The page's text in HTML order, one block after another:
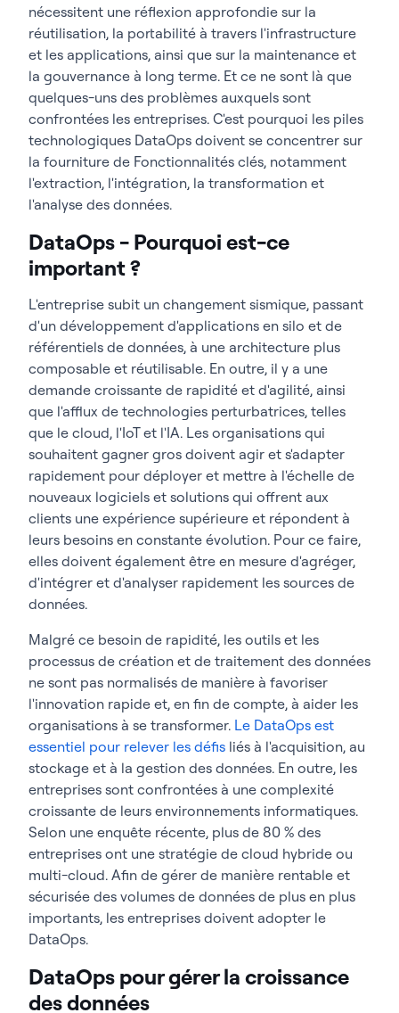
nécessitent une réflexion approfondie sur la
réutilisation, la portabilité à travers l'infrastructure
et les applications, ainsi que sur la maintenance et
la gouvernance à long terme. Et ce ne sont là que
quelques-uns des problèmes auxquels sont
confrontées les entreprises. C'est pourquoi les piles
technologiques DataOps doivent se concentrer sur
la fourniture de Fonctionnalités clés, notamment
l'extraction, l'intégration, la transformation et
l'analyse des données.
DataOps - Pourquoi est-ce
important ?
L'entreprise subit un changement sismique, passant
d'un développement d'applications en silo et de
référentiels de données, à une architecture plus
composable et réutilisable. En outre, il y a une
demande croissante de rapidité et d'agilité, ainsi
que l'afflux de technologies perturbatrices, telles
que le cloud, l'IoT et l'IA. Les organisations qui
souhaitent gagner gros doivent agir et s'adapter
rapidement pour déployer et mettre à l'échelle de
nouveaux logiciels et solutions qui offrent aux
clients une expérience supérieure et répondent à
leurs besoins en constante évolution. Pour ce faire,
elles doivent également être en mesure d'agréger,
d'intégrer et d'analyser rapidement les sources de
données.
Malgré ce besoin de rapidité, les outils et les
processus de création et de traitement des données
ne sont pas normalisés de manière à favoriser
l'innovation rapide et, en fin de compte, à aider les
organisations à se transformer. Le DataOps est
essentiel pour relever les défis liés à l'acquisition, au
stockage et à la gestion des données. En outre, les
entreprises sont confrontées à une complexité
croissante de leurs environnements informatiques.
Selon une enquête récente, plus de 80 % des
entreprises ont une stratégie de cloud hybride ou
multi-cloud. Afin de gérer de manière rentable et
sécurisée des volumes de données de plus en plus
importants, les entreprises doivent adopter le
DataOps.
DataOps pour gérer la croissance
des données